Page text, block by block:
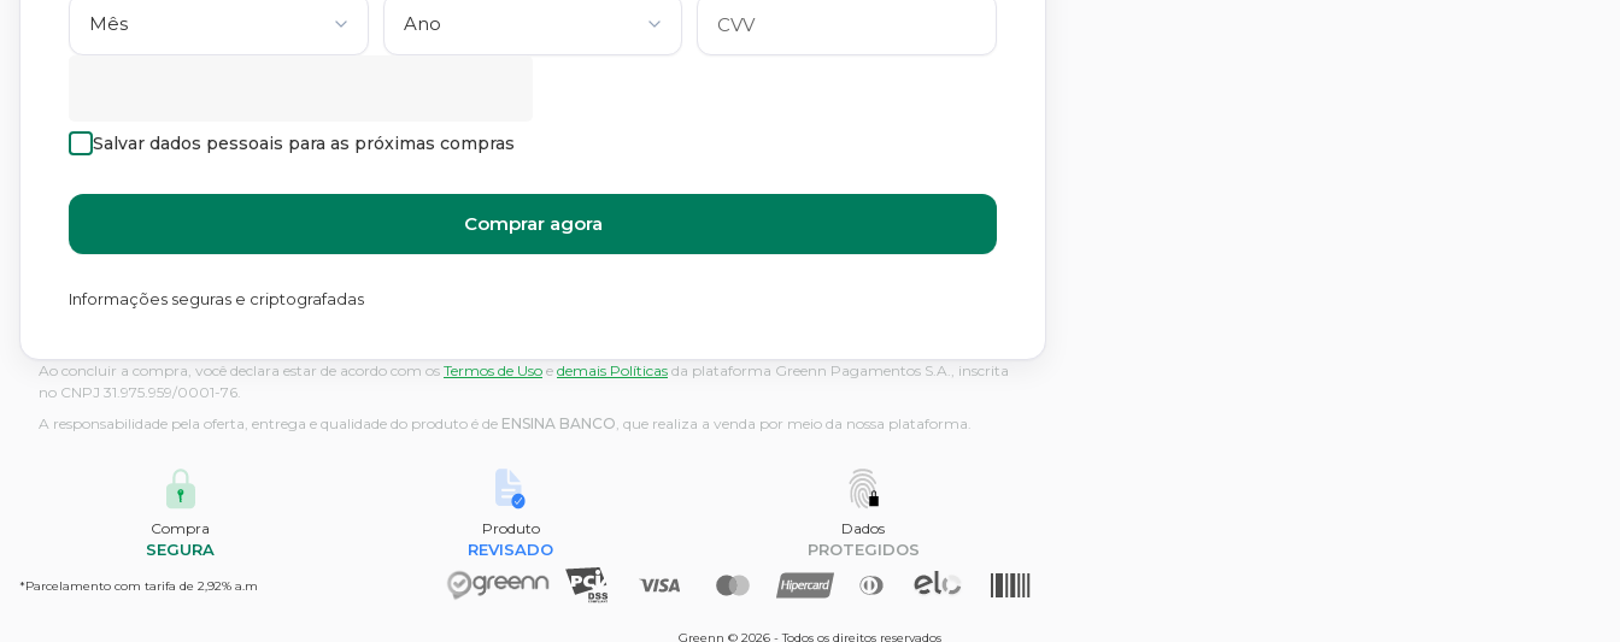
Salvar dados pessoais para as próximas compras
Comprar agora
Informações seguras e criptografadas
Ao concluir a compra, você declara estar de acordo com os Termos de Uso e demais Políticas da plataforma Greenn Pagamentos S.A., inscrita
no CNPJ 31.975.959/0001-76.
A responsabilidade pela oferta, entrega e qualidade do produto é de ENSINA BANCO, que realiza a venda por meio da nossa plataforma.
Compra
SEGURA
Produto
REVISADO
Dados
PROTEGIDOS
*Parcelamento com tarifa de 2,92% a.m
Greenn © 2026 - Todos os direitos reservados